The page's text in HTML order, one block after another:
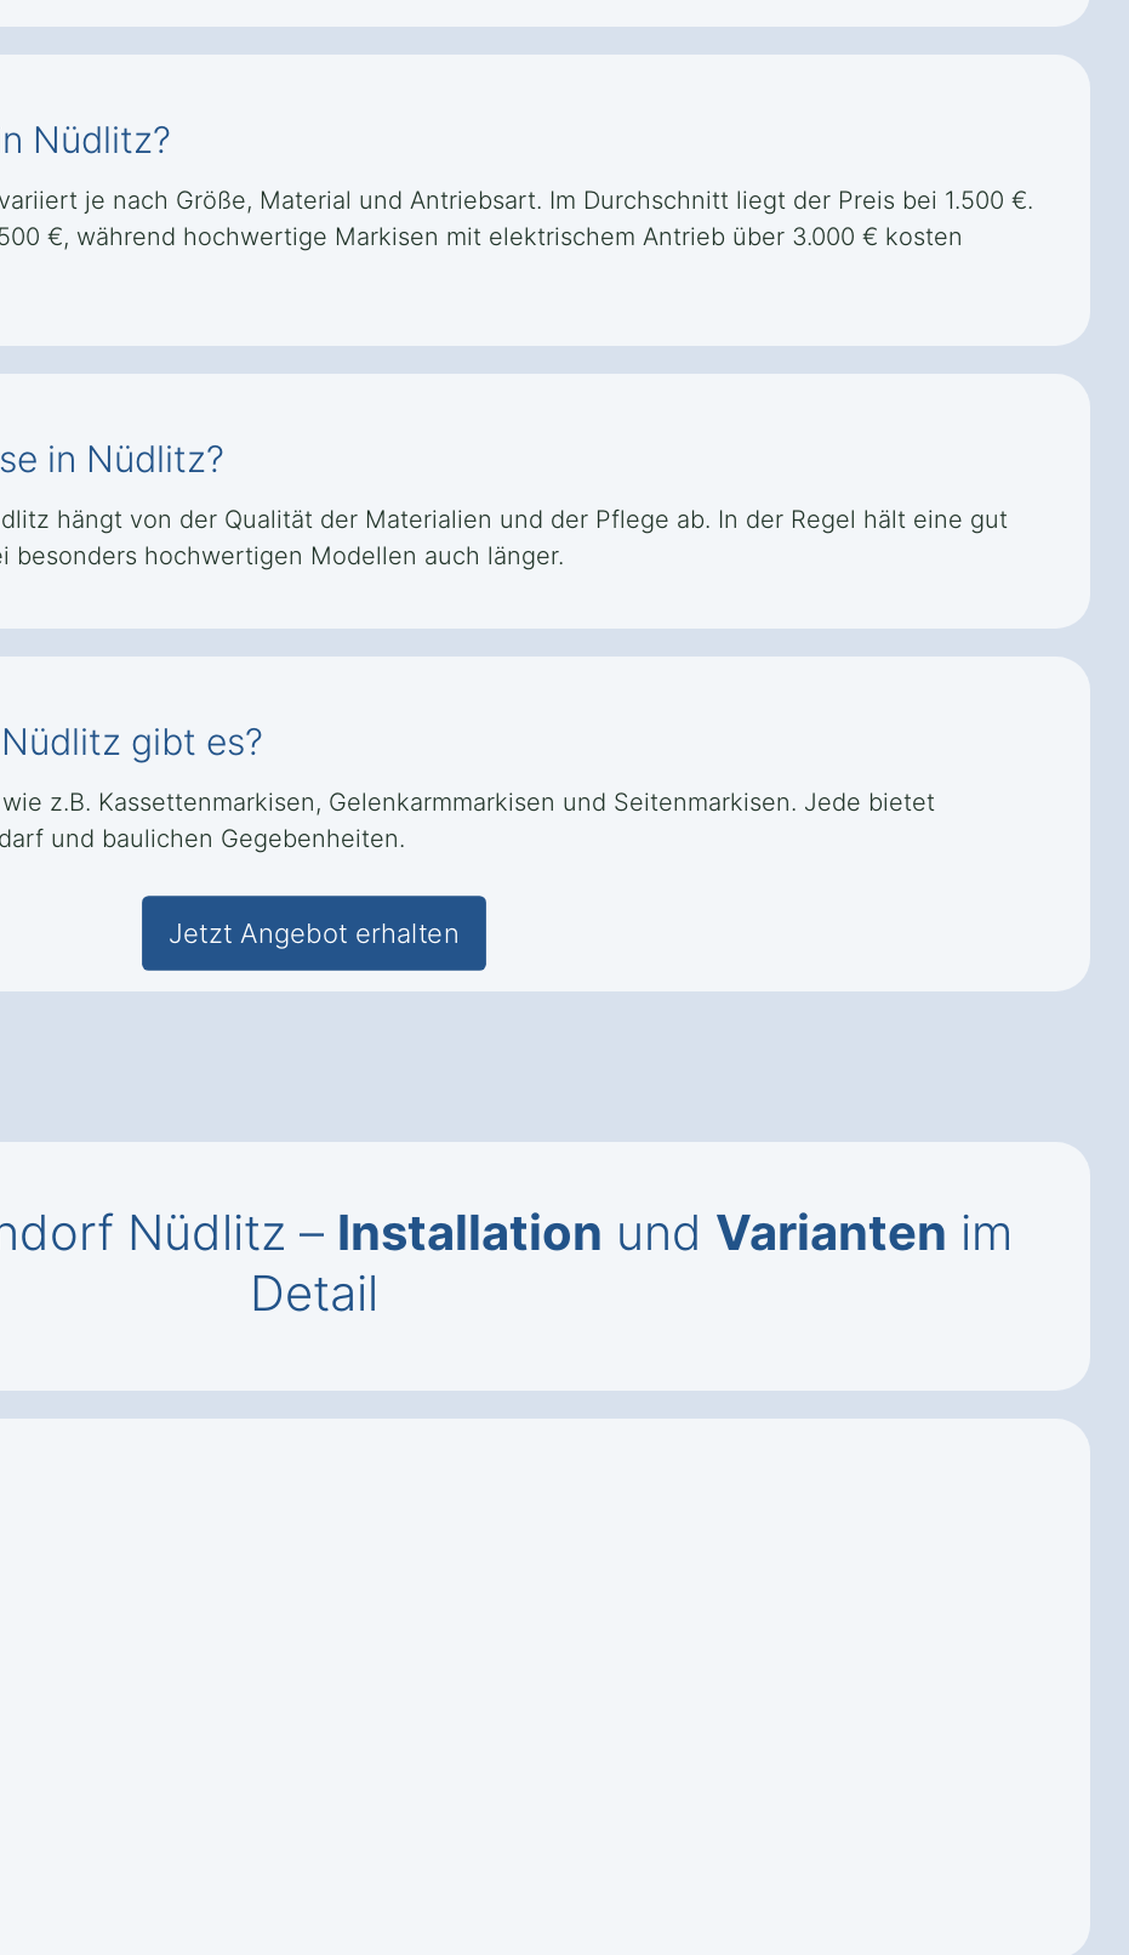
Nüdlitz?
je nach Größe, Material und Antriebsart. Im Durchschnitt liegt der Preis bei 1.500 €.
€, während hochwertige Markisen mit elektrischem Antrieb über 3.000 € kosten
in Nüdlitz?
hängt von der Qualität der Materialien und der Pflege ab. In der Regel hält eine gut
besonders hochwertigen Modellen auch länger.
gibt es?
z.B. Kassettenmarkisen, Gelenkarmmarkisen und Seitenmarkisen. Jede bietet
und baulichen Gegebenheiten.
Jetzt Angebot erhalten
Nüdlitz – Installation und Varianten im
Detail